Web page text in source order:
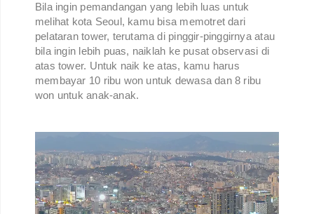
Bila ingin pemandangan yang lebih luas untuk
melihat kota Seoul, kamu bisa memotret dari
pelataran tower, terutama di pinggir-pinggirnya atau
bila ingin lebih puas, naiklah ke pusat observasi di
atas tower. Untuk naik ke atas, kamu harus
membayar 10 ribu won untuk dewasa dan 8 ribu
won untuk anak-anak.